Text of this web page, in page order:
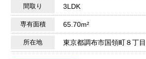
間取り 3LDK
専有面積 65.70m²
所在地 東京都調布市国領町８丁目